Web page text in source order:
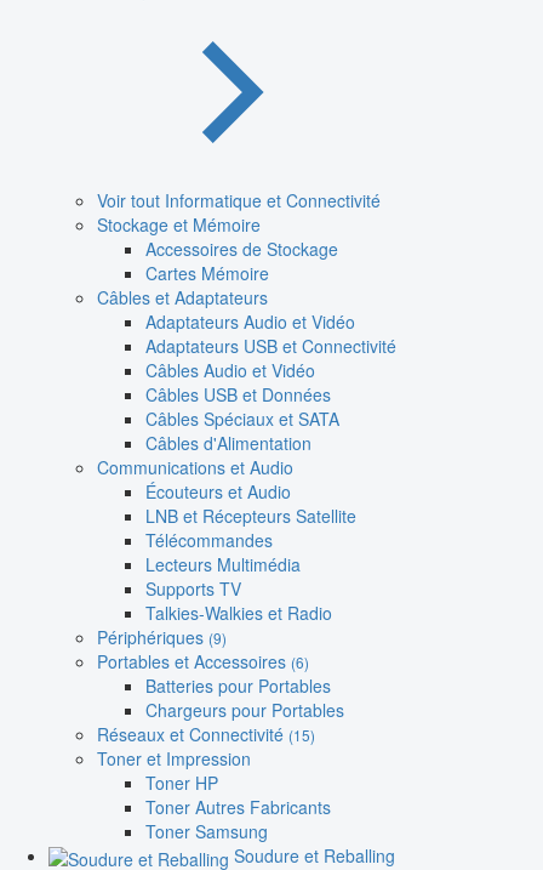
Voir tout Informatique et Connectivité
Stockage et Mémoire
Accessoires de Stockage
Cartes Mémoire
Câbles et Adaptateurs
Adaptateurs Audio et Vidéo
Adaptateurs USB et Connectivité
Câbles Audio et Vidéo
Câbles USB et Données
Câbles Spéciaux et SATA
Câbles d'Alimentation
Communications et Audio
Écouteurs et Audio
LNB et Récepteurs Satellite
Télécommandes
Lecteurs Multimédia
Supports TV
Talkies-Walkies et Radio
Périphériques (9)
Portables et Accessoires (6)
Batteries pour Portables
Chargeurs pour Portables
Réseaux et Connectivité (15)
Toner et Impression
Toner HP
Toner Autres Fabricants
Toner Samsung
Soudure et Reballing